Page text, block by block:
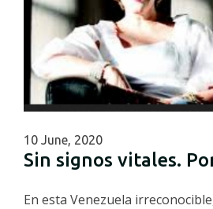
10 June, 2020
Sin signos vitales.
En esta Venezuela